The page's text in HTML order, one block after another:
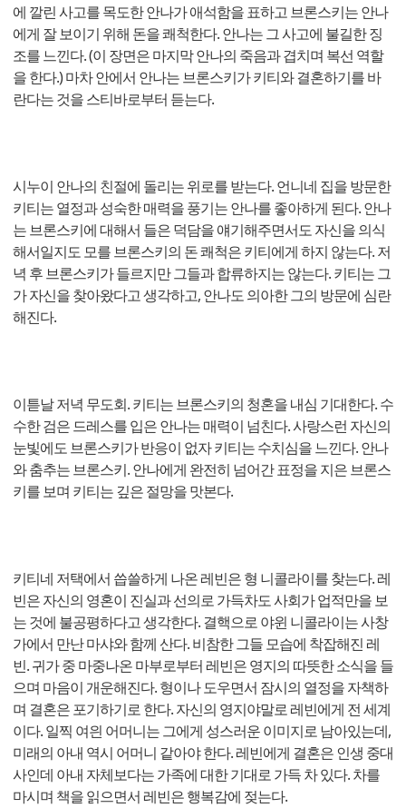
에 깔린 사고를 목도한 안나가 애석함을 표하고 브론스키는 안나
에게 잘 보이기 위해 돈을 쾌척한다. 안나는 그 사고에 불길한 징
조를 느낀다. (이 장면은 마지막 안나의 죽음과 겹치며 복선 역할
을 한다.) 마차 안에서 안나는 브론스키가 키티와 결혼하기를 바
란다는 것을 스티바로부터 듣는다.
시누이 안나의 친절에 돌리는 위로를 받는다. 언니네 집을 방문한
키티는 열정과 성숙한 매력을 풍기는 안나를 좋아하게 된다. 안나
는 브론스키에 대해서 들은 덕담을 얘기해주면서도 자신을 의식
해서일지도 모를 브론스키의 돈 쾌척은 키티에게 하지 않는다. 저
녁 후 브론스키가 들르지만 그들과 합류하지는 않는다. 키티는 그
가 자신을 찾아왔다고 생각하고, 안나도 의아한 그의 방문에 심란
해진다.
이튿날 저녁 무도회. 키티는 브론스키의 청혼을 내심 기대한다. 수
수한 검은 드레스를 입은 안나는 매력이 넘친다. 사랑스런 자신의
눈빛에도 브론스키가 반응이 없자 키티는 수치심을 느낀다. 안나
와 춤추는 브론스키. 안나에게 완전히 넘어간 표정을 지은 브론스
키를 보며 키티는 깊은 절망을 맛본다.
키티네 저택에서 씁쓸하게 나온 레빈은 형 니콜라이를 찾는다. 레
빈은 자신의 영혼이 진실과 선의로 가득차도 사회가 업적만을 보
는 것에 불공평하다고 생각한다. 결핵으로 야윈 니콜라이는 사창
가에서 만난 마샤와 함께 산다. 비참한 그들 모습에 착잡해진 레
빈. 귀가 중 마중나온 마부로부터 레빈은 영지의 따뜻한 소식을 들
으며 마음이 개운해진다. 형이나 도우면서 잠시의 열정을 자책하
며 결혼은 포기하기로 한다. 자신의 영지야말로 레빈에게 전 세계
이다. 일찍 여읜 어머니는 그에게 성스러운 이미지로 남아있는데,
미래의 아내 역시 어머니 같아야 한다. 레빈에게 결혼은 인생 중대
사인데 아내 자체보다는 가족에 대한 기대로 가득 차 있다. 차를
마시며 책을 읽으면서 레빈은 행복감에 젖는다.